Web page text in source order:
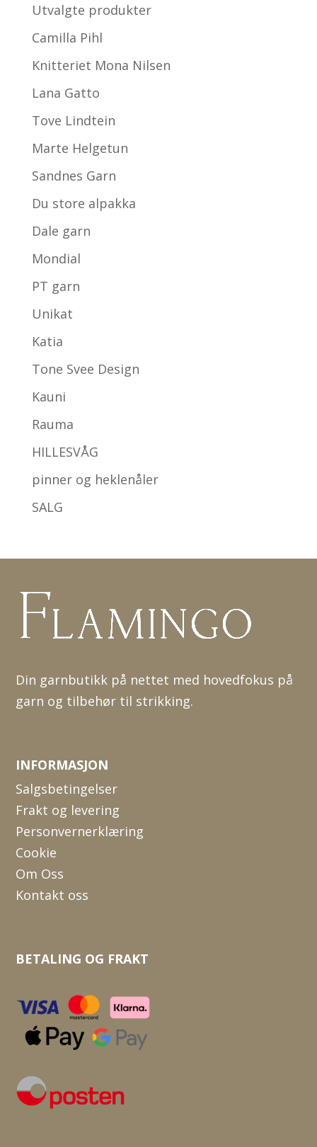
Utvalgte produkter
Camilla Pihl
Knitteriet Mona Nilsen
Lana Gatto
Tove Lindtein
Marte Helgetun
Sandnes Garn
Du store alpakka
Dale garn
Mondial
PT garn
Unikat
Katia
Tone Svee Design
Kauni
Rauma
HILLESVÅG
pinner og heklenåler
SALG
Din garnbutikk på nettet med hovedfokus på
garn og tilbehør til strikking.
INFORMASJON
Salgsbetingelser
Frakt og levering
Personvernerklæring
Cookie
Om Oss
Kontakt oss
BETALING OG FRAKT